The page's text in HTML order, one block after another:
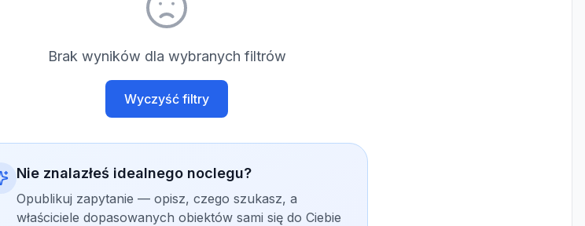
Brak wyników dla wybranych filtrów
Wyczyść filtry
Nie znalazłeś idealnego noclegu?
Opublikuj zapytanie — opisz, czego szukasz, a
właściciele dopasowanych obiektów sami się do Ciebie